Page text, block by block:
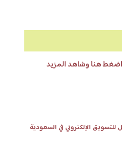
هنا وشاهد المزيد
للتسويق الإلكتروني في السعودية